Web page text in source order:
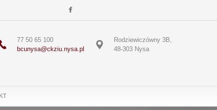
Rodziewiczówny 3B,
48-303 Nysa
77 50 65 100
bcunysa@ckziu.nysa.pl